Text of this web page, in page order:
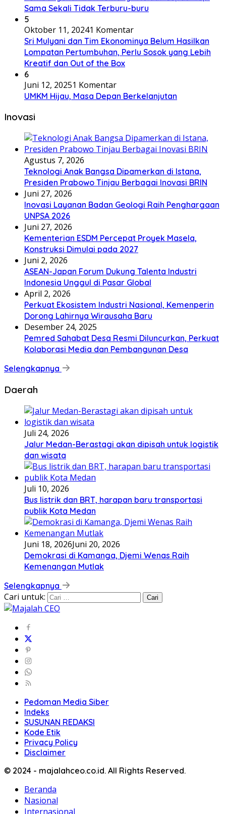
Sama Sekali Tidak Terburu-buru
5
Oktober 11, 20241 Komentar
Sri Mulyani dan Tim Ekonominya Belum Hasilkan
Lompatan Pertumbuhan, Perlu Sosok yang Lebih
Kreatif dan Out of the Box
6
Juni 12, 20251 Komentar
UMKM Hijau, Masa Depan Berkelanjutan
Inovasi
Agustus 7, 2026
Teknologi Anak Bangsa Dipamerkan di Istana,
Presiden Prabowo Tinjau Berbagai Inovasi BRIN
Juni 27, 2026
Inovasi Layanan Badan Geologi Raih Penghargaan
UNPSA 2026
Juni 27, 2026
Kementerian ESDM Percepat Proyek Masela,
Konstruksi Dimulai pada 2027
Juni 2, 2026
ASEAN-Japan Forum Dukung Talenta Industri
Indonesia Unggul di Pasar Global
April 2, 2026
Perkuat Ekosistem Industri Nasional, Kemenperin
Dorong Lahirnya Wirausaha Baru
Desember 24, 2025
Pemred Sahabat Desa Resmi Diluncurkan, Perkuat
Kolaborasi Media dan Pembangunan Desa
Selengkapnya
Daerah
Juli 24, 2026
Jalur Medan-Berastagi akan dipisah untuk logistik
dan wisata
Juli 10, 2026
Bus listrik dan BRT, harapan baru transportasi
publik Kota Medan
Juni 18, 2026Juni 20, 2026
Demokrasi di Kamanga, Djemi Wenas Raih
Kemenangan Mutlak
Selengkapnya
Cari untuk:
Pedoman Media Siber
Indeks
SUSUNAN REDAKSI
Kode Etik
Privacy Policy
Disclaimer
© 2024 - majalahceo.co.id. All Rights Reserved.
Beranda
Nasional
Internasional